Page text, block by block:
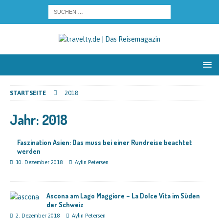
STARTSEITE 2018
Jahr: 2018
Faszination Asien: Das muss bei einer Rundreise beachtet
werden
10. Dezember 2018 Aylin Petersen
Ascona am Lago Maggiore – La Dolce Vita im Süden
der Schweiz
2. Dezember 2018 Aylin Petersen